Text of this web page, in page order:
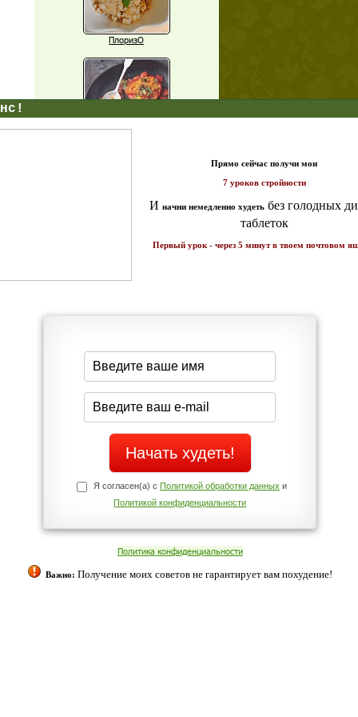
ПлоризО
Еще рецепты
Проверь себя
середине дня?
Телефоны службы поддержки
+7 (909) 421-77-27
cookies. Оставаясь с нами, вы соглашаетесь с нашей
Согласен